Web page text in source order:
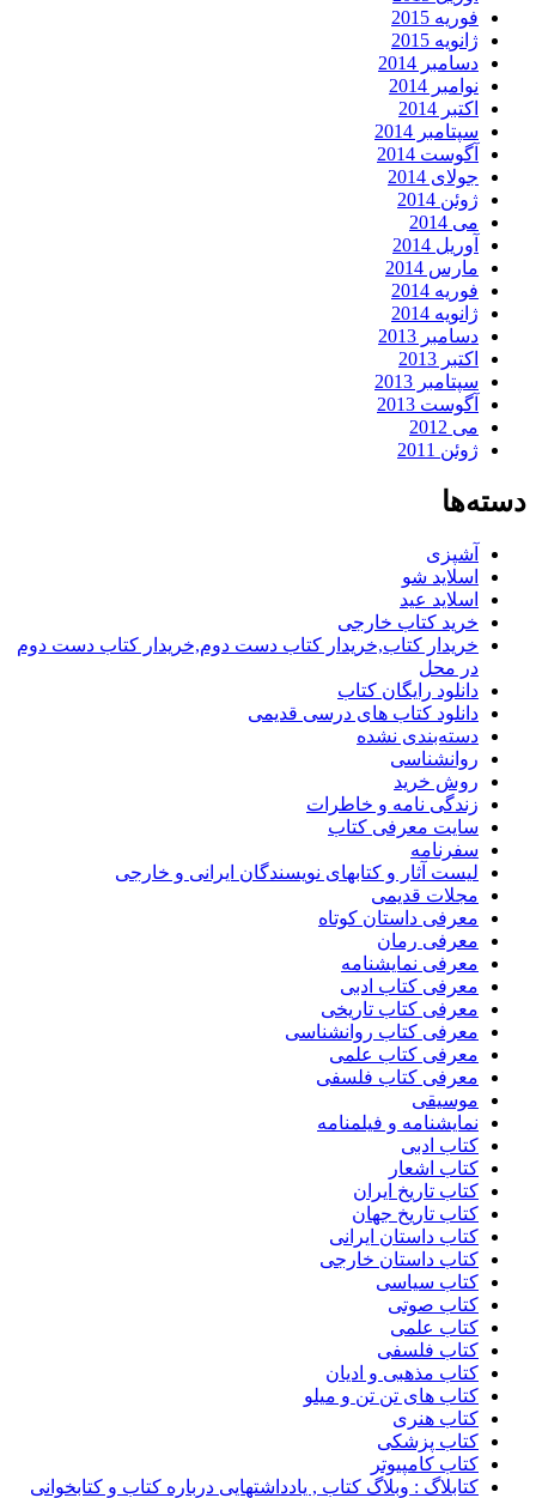
فوریه 2015
ژانویه 2015
دسامبر 2014
نوامبر 2014
اکتبر 2014
سپتامبر 2014
آگوست 2014
جولای 2014
ژوئن 2014
می 2014
آوریل 2014
مارس 2014
فوریه 2014
ژانویه 2014
دسامبر 2013
اکتبر 2013
سپتامبر 2013
آگوست 2013
می 2012
ژوئن 2011
دسته‌ها
آشپزی
اسلاید شو
اسلاید عید
خرید کتاب خارجی
خریدار کتاب,خریدار کتاب دست دوم,خریدار کتاب دست دوم
در محل
دانلود رایگان کتاب
دانلود کتاب های درسی قدیمی
دسته‌بندی نشده
روانشناسی
روش خرید
زندگی نامه و خاطرات
سایت معرفی کتاب
سفرنامه
لیست آثار و کتابهای نویسندگان ایرانی و خارجی
مجلات قدیمی
معرفی داستان کوتاه
معرفی رمان
معرفی نمایشنامه
معرفی کتاب ادبی
معرفی کتاب تاریخی
معرفی کتاب روانشناسی
معرفی کتاب علمی
معرفی کتاب فلسفی
موسیقی
نمایشنامه و فیلمنامه
کتاب ادبی
کتاب اشعار
کتاب تاریخ ایران
کتاب تاریخ جهان
کتاب داستان ایرانی
کتاب داستان خارجی
کتاب سیاسی
کتاب صوتی
کتاب علمی
کتاب فلسفی
کتاب مذهبی و ادیان
کتاب های تن تن و میلو
کتاب هنری
کتاب پزشکی
کتاب کامپیوتر
کتابلاگ : وبلاگ کتاب , یادداشتهایی درباره کتاب و کتابخوانی